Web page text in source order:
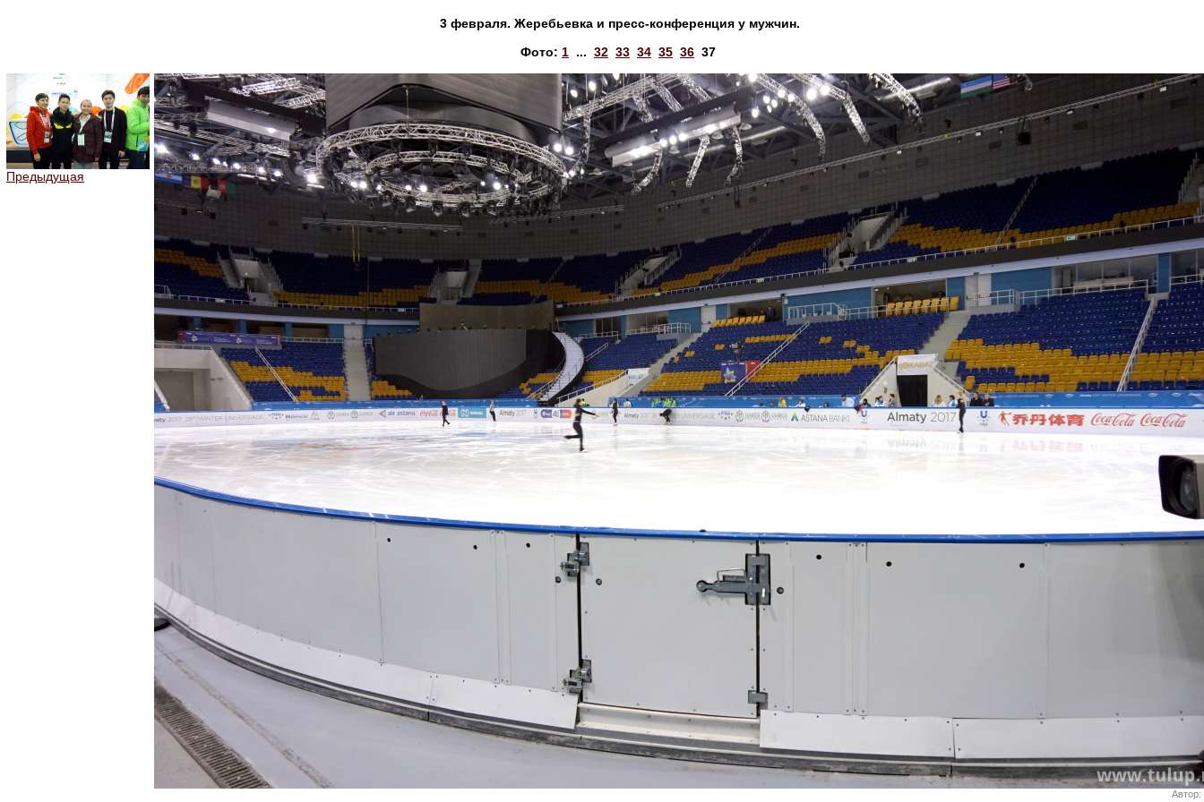
3 февраля. Жеребьевка и пресс-конференция у мужчин.
Фото: 1 ... 32 33 34 35 36 37
Предыдущая
Автор: